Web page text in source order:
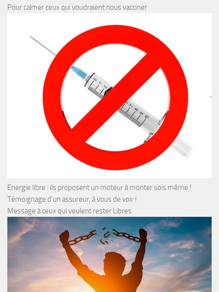
Pour calmer ceux qui voudraient nous vacciner
Energie libre : ils proposent un moteur à monter sois même !
Témoignage d’un assureur, à vous de voir !
Message à ceux qui veulent rester Libres